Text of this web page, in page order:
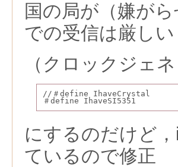
国の局が（嫌が
での受信は厳しい
（クロックジェネ
//＃define IhaveCrystal
＃define IhaveSI5351
にするのだけど
ているので修正